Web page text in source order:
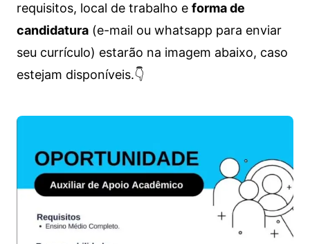
requisitos, local de trabalho e forma de
candidatura(e-mail ou whatsapp para enviar
seu currículo) estarão na imagem abaixo, caso
estejam disponíveis.👇